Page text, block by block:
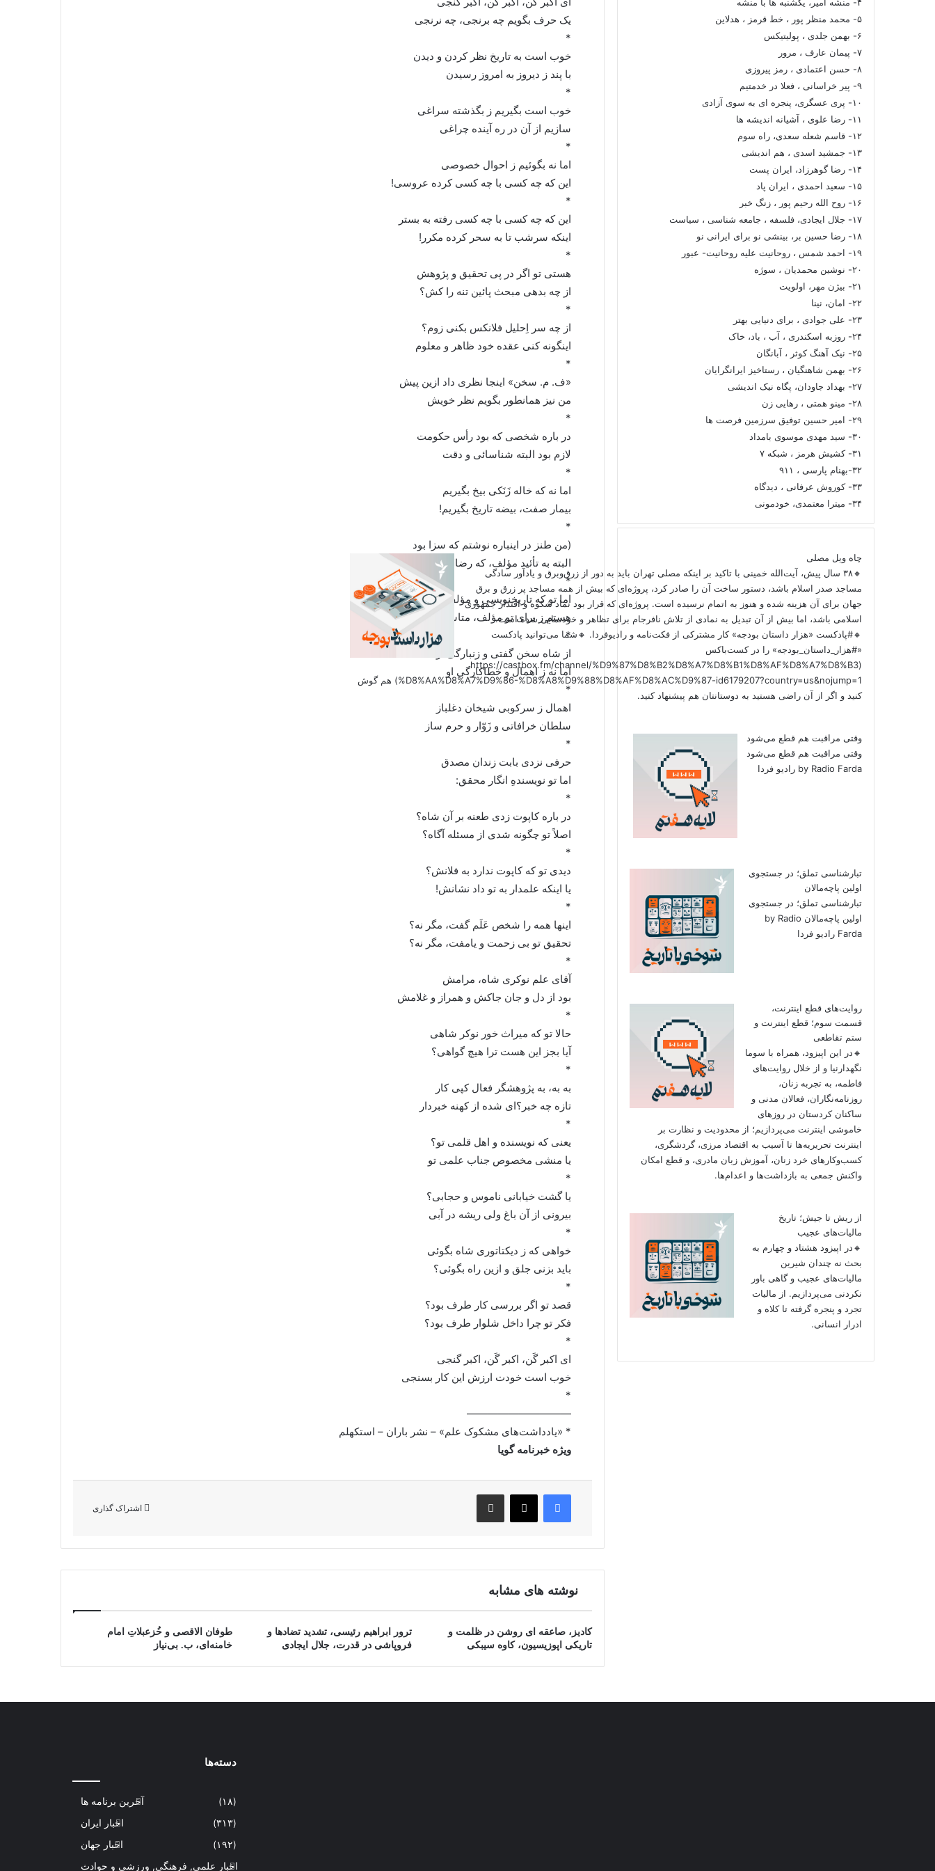
یک حرف بگویم چه برنجی، چه نرنجی
*
خوب است به تاریخ نظر کردن و دیدن
با پند ز دیروز به امروز رسیدن
*
خوب است بگیریم ز بگذشته سراغی
سازیم از آن در ره آینده چراغی
*
اما نه بگوئیم ز احوال خصوصی
این که چه کسی با چه کسی کرده عروسی!
*
این که چه کسی با چه کسی رفته به بستر
اینکه سرشب تا به سحر کرده مکرر!
*
هستی تو اگر در پی تحقیق و پژوهش
از چه بدهی مبحث پائین تنه را کش؟
*
از چه سر اِحلیل فلانکس بکنی زوم؟
اینگونه کنی عقده خود ظاهر و معلوم
*
«ف.‌ م. سخن» اینجا نظری داد ازین پیش
من نیز همانطور بگویم نظر خویش
*
در باره شخصی که بود رأس حکومت
لازم بود البته شناسائی و دقت
*
اما نه که خاله زَنَکی بیخ بگیریم
بیمار صفت، بیضه تاریخ بگیریم!
*
(من طنز در اینباره نوشتم که سزا بود
البته به تأئید مؤلف، که رضا بود) *
*
اما تو که تاریخنویسی و مؤلف…
هستم ز برای تو مؤلف، متاسف
*
از شاه سخن گفتی و زنبارگی او
اما نه ز اهمال و خطاکارگی او
*
اهمال ز سرکوبی شیخان دغلباز
سلطان خرافاتی و زَوّار و حرم ساز
*
حرفی نزدی بابت زندان مصدق
اما تو نویسندهِ انگار محقق:
*
در باره کاپوت زدی طعنه بر آن شاه؟
اصلاً تو چگونه شدی از مسئله آگاه؟
*
دیدی تو که کاپوت ندارد به فلانش؟
یا اینکه علمدار به تو داد نشانش!
*
اینها همه را شخص عَلَم گفت، مگر نه؟
تحقیق تو بی زحمت و یامفت، مگر نه؟
*
آقای علم نوکری شاه، مرامش
بود از دل و جان جاکش و همراز و غلامش
*
حالا تو که میراث خور نوکر شاهی
آیا بجز این هست ترا هیچ گواهی؟
*
به به، به پژوهشگر فعال کپی کار
تازه چه خبر؟‌ای شده از کهنه خبردار
*
یعنی که نویسنده و اهل قلمی تو؟
یا منشی مخصوص جناب علمی تو
*
یا گشت خیابانی ناموس و حجابی؟
بیرونی از آن باغ ولی ریشه در آبی
*
خواهی که ز دیکتاتوری شاه بگوئی
باید بزنی جلق و ازین راه بگوئی؟
*
قصد تو اگر بررسی کار طرف بود؟
فکر تو چرا داخل شلوار طرف بود؟
*
‌ای اکبر گَن، اکبر گَن، اکبر گنجی
خوب است خودت ارزش این کار بسنجی
*
——————————
* «یادداشت‌های مشکوک علم» – نشر باران – استکهلم
ویژه خبرنامه گویا
اشتراک گذاری
فیس بوک X اشتراک گذاری از طریق ایمیل
نوشته های مشابه
طوفان الاقصی و خُزعبلاتِ امام
خامنه‌ای، ب. بی‌نیاز
ترور ابراهیم رئیسی، تشدید تضادها و
فروپاشی در قدرت، جلال ایجادی
کادیز، صاعقه ای روشن در ظلمت و
تاریکی اپوزیسیون، کاوه سیبکی
۵- محمد منظر پور ، خط قرمز ، هدلاین
۶- بهمن جلدی ، پولیتیکس
۷- پیمان عارف ، مرور
۸- حسن اعتمادی ، رمز پیروزی
۹- پیر خراسانی ، فعلا در خدمتیم
۱۰- پری عسگری، پنجره ای به سوی آزادی
۱۱- رضا علوی ، آشیانه اندیشه ها
۱۲- قاسم شعله سعدی، راه سوم
۱۳- جمشید اسدی ، هم اندیشی
۱۴- رضا گوهرزاد، ایران پست
۱۵- سعید احمدی ، ایران پاد
۱۶- روح الله رحیم پور ، زنگ خبر
۱۷- جلال ایجادی، فلسفه ، جامعه شناسی ، سیاست
۱۸- رضا حسین بر، بینشی نو برای ایرانی نو
۱۹- احمد شمس ، روحانیت علیه روحانیت- عبور
۲۰- نوشین محمدیان ، سوژه
۲۱- بیژن مهر، اولویت
۲۲- امان، نینا
۲۳- علی جوادی ، برای دنیایی بهتر
۲۴- روزبه اسکندری ، آب ، باد، خاک
۲۵- نیک آهنگ کوثر ، آبانگان
۲۶- بهمن شاهنگیان ، رستاخیز ایرانگرایان
۲۷- بهداد جاودان، پگاه نیک اندیشی
۲۸- مینو همتی ، رهایی زن
۲۹- امیر حسین توفیق سرزمین فرصت ها
۳۰- سید مهدی موسوی بامداد
۳۱- کشیش هرمز ، شبکه ۷
۳۲-بهنام پارسی ، ۹۱۱
۳۳- کوروش عرفانی ، دیدگاه
۳۴- میترا معتمدی، خودمونی
چاه ویل مصلی
🔸۳۸ سال پیش، آیت‌الله خمینی با تاکید بر اینکه مصلی تهران باید به دور از زرق‌وبرق و یادآور سادگی
مساجد صدر اسلام باشد، دستور ساخت آن را صادر کرد، پروژه‌ای که بیش از همه مساجد پر زرق و برق
جهان برای آن هزینه شده و هنوز به اتمام نرسیده است. پروژه‌ای که قرار بود نماد شکوه و اقتدار جمهوری
اسلامی باشد، اما بیش از آن تبدیل به نمادی از تلاش نافرجام برای تظاهر و خودنمایی شده است.
🔸#پادکست «هزار داستان بودجه» کار مشترکی از فکت‌نامه و رادیوفردا. 🔸شما می‌توانید پادکست
«#هزار_داستان_بودجه» را در کست‌باکس
(https://castbox.fm/channel/%D9%87%D8%B2%D8%A7%D8%B1%D8%AF%D8%A7%D8%B3
%D8%AA%D8%A7%D9%86-%D8%A8%D9%88%D8%AF%D8%AC%D9%87-id6179207?country=us&nojump=1) هم گوش
کنید و اگر از آن راضی هستید به دوستانتان هم پیشنهاد کنید.
وقتی مراقبت هم قطع می‌شود
وقتی مراقبت هم قطع می‌شود
by Radio Farda رادیو فردا
تبارشناسی تملق؛ در جستجوی
اولین‌ پاچه‌مالان
تبارشناسی تملق؛ در جستجوی
اولین‌ پاچه‌مالان by Radio
Farda رادیو فردا
روایت‌های قطع اینترنت،
قسمت سوم؛ قطع اینترنت و
ستم تقاطعی
🔸در این اپیزود، همراه با سوما
نگهدارنیا و از خلال روایت‌های
فاطمه، به تجربه زنان،
روزنامه‌نگاران، فعالان مدنی و
ساکنان کردستان در روزهای
خاموشی اینترنت می‌پردازیم؛ از محدودیت و نظارت بر
اینترنت تحریریه‌ها تا آسیب به اقتصاد مرزی، گردشگری،
کسب‌وکارهای خرد زنان، آموزش زبان مادری، و قطع امکان
واکنش جمعی به بازداشت‌ها و اعدام‌ها.
از ریش تا جیش؛ تاریخ
مالیات‌های عجیب
🔸در اپیزود هشتاد و چهارم به
بحث نه چندان شیرین
مالیات‌های عجیب و گاهی باور
نکردنی‌ می‌پردازیم. از مالیات
تجرد و پنجره گرفته تا کلاه و
ادرار انسانی.
دسته‌ها
آخرین برنامه ها
(۱۸)
اخبار ایران
(۳۱۳)
اخبار جهان
(۱۹۲)
اخبار علمی, فرهنگی, ورزشی و حوادث